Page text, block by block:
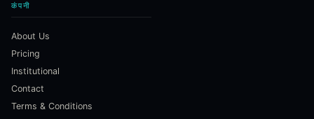
कंपनी
About Us
Pricing
Institutional
Contact
Terms & Conditions